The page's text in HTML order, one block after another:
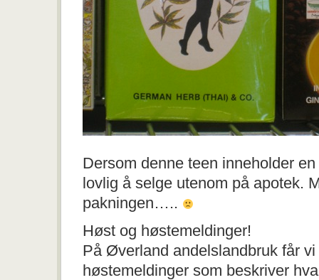
Dersom denne teen inneholder
lovlig å selge utenom på apotek.
pakningen…..
Høst og høstemeldinger!
På Øverland andelslandbruk får vi
høstemeldinger som beskriver